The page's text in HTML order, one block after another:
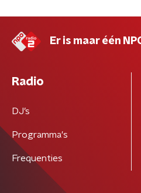
Er is maar één
Radio
DJ’s
Programma's
Frequenties